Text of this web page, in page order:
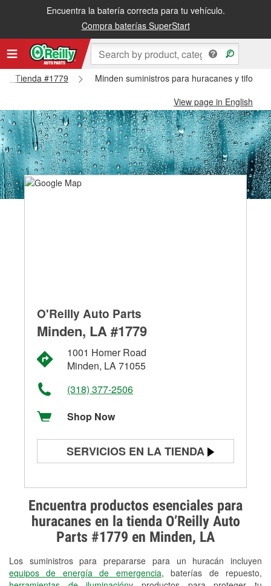
Encuentra la batería correcta para tu vehículo.
Compra baterías SuperStart
Tienda #1779
Minden suministros para huracanes y
View page in English
Encuentra productos esenciales para
huracanes en la tienda O’Reilly Auto
Parts #1779 en Minden, LA
Los suministros para prepararse para un huracán incluyen
equipos de energía de emergencia, baterías de repuesto,
O'Reilly Auto Parts
Minden, LA #1779
1001 Homer Road
Minden, LA 71055
(318) 377-2506
Shop Now
SERVICIOS EN LA TIENDA
Prueba de alternadores y
arrancadores
Revisión de la luz "Check Engine"
Reciclaje de baterías y aceite